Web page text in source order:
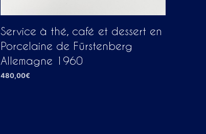
Service à thé, café et dessert en
Porcelaine de Fürstenberg
Allemagne 1960
480,00€